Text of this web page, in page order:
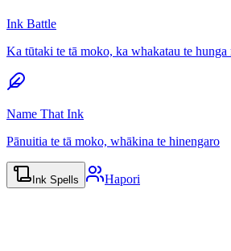
Ink Battle
Ka tūtaki te tā moko, ka whakatau te hunga
Name That Ink
Pānuitia te tā moko, whākina te hinengaro
Ink Spells Hapori